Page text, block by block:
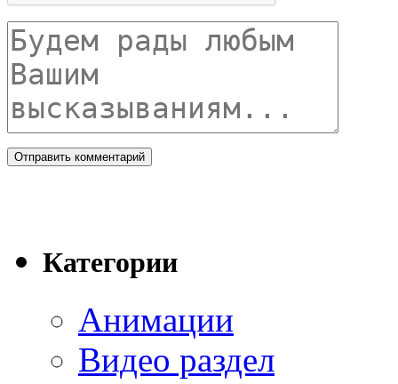
Категории
Анимации
Видео раздел